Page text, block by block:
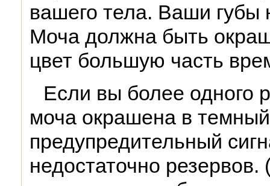
вашего тела. Ваши
Моча должна быть
цвет большую часть
Если вы более одного
моча окрашена в темный
предупредительный
недостаточно